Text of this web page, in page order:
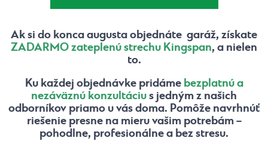
Ak si do konca augusta objednáte garáž, získate
ZADARMO zateplenú strechu Kingspan, a nielen
to.
Ku každej objednávke pridámebezplatnú a
nezáväznú konzultácius jedným z našich
odborníkov priamo u vás doma. Pomôže navrhnúť
riešenie presne na mieru vašim potrebám –
pohodlne, profesionálne a bez stresu.